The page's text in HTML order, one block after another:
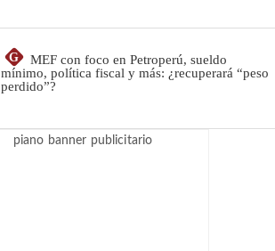
G
MEF con foco en Petroperú, sueldo
mínimo, política fiscal y más: ¿recuperará “peso
perdido”?